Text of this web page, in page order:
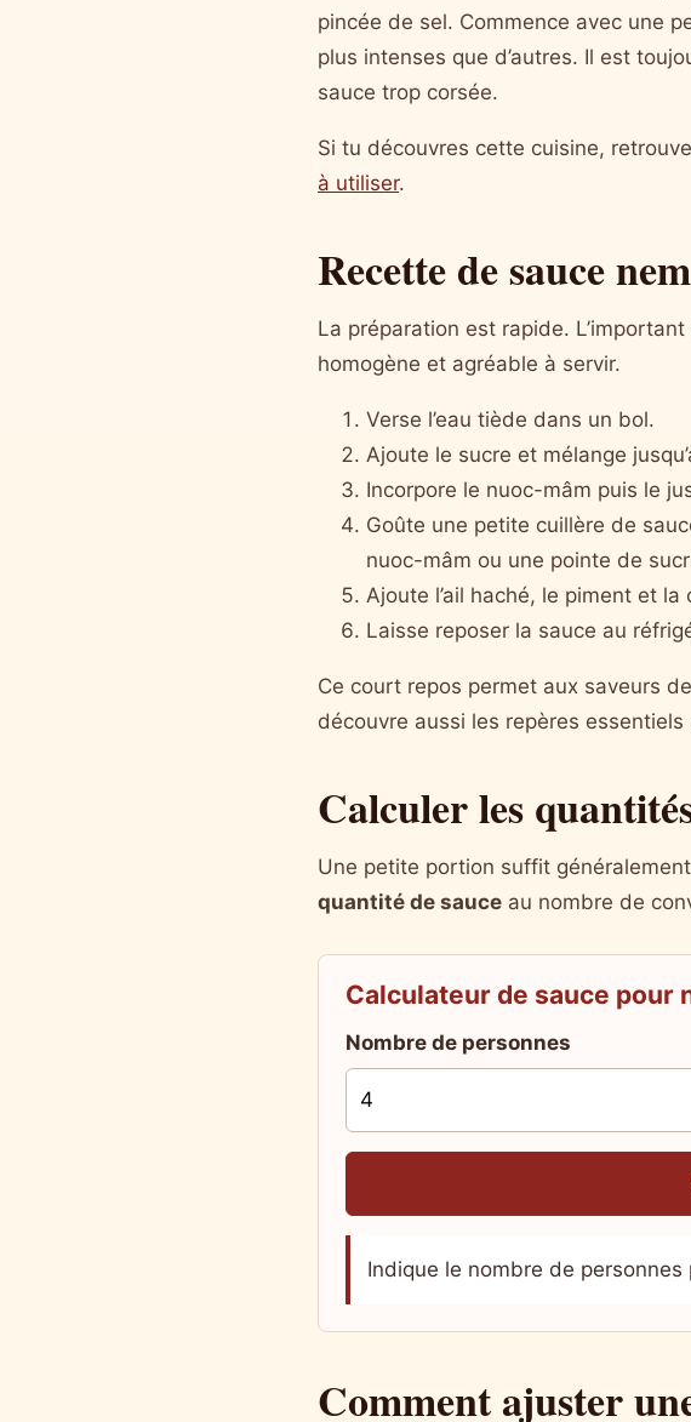
pincée de sel. Commence avec une
plus intenses que d’autres. Il est
sauce trop corsée.
Si tu découvres cette cuisine,
à utiliser.
Recette de sauce
La préparation est rapide.
homogène et agréable à servir.
Verse l’eau tiède dans un bol.
Ajoute le sucre et mélange
Incorpore le nuoc-mâm puis le
Goûte une petite cuillère de
nuoc-mâm ou une pointe de
Ajoute l’ail haché, le piment et la
Laisse reposer la sauce au
Ce court repos permet aux saveurs
découvre aussi les repères essentiels
Calculer les
Une petite portion suffit
quantité de sauce au nombre de
Calculateur de sauce pour
Nombre de personnes
Indique le nombre de
Comment ajuster